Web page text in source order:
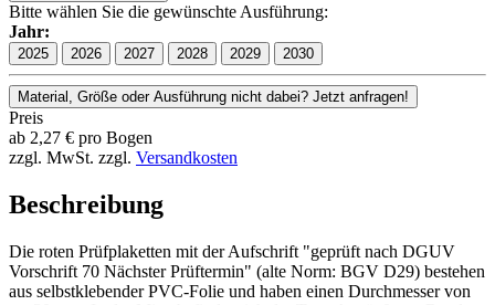
Bitte wählen Sie die gewünschte Ausführung:
Jahr:
2025 2026 2027 2028 2029 2030
Material, Größe oder Ausführung nicht dabei? Jetzt anfragen!
Preis
ab 2,27 € pro Bogen
zzgl. MwSt. zzgl. Versandkosten
Beschreibung
Die roten Prüfplaketten mit der Aufschrift "geprüft nach DGUV
Vorschrift 70 Nächster Prüftermin" (alte Norm: BGV D29) bestehen
aus selbstklebender PVC-Folie und haben einen Durchmesser von